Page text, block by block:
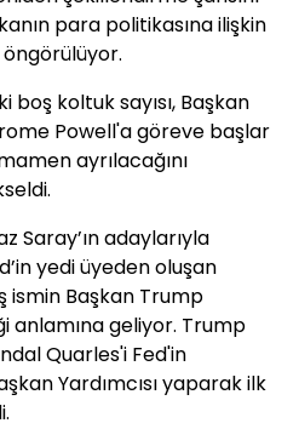
para politikasına ilişkin
boş koltuk sayısı, Başkan
Powell'a göreve başlar
ayrılacağını
Saray’ın adaylarıyla
yedi üyeden oluşan
ismin Başkan Trump
anlamına geliyor. Trump
Quarles'i Fed'in
Yardımcısı yaparak ilk